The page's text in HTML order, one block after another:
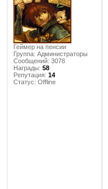
Геймер на пенсии
Группа: Администраторы
Сообщений: 3078
Награды: 58
Репутация: 14
Статус: Offline